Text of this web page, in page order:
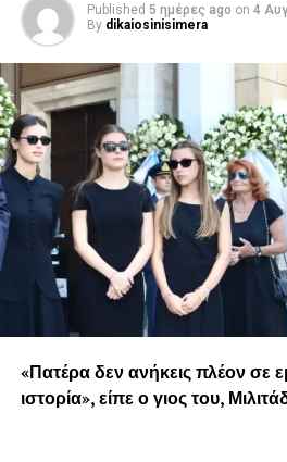
Published 5 ημέρες ago on 4
By dikaiosinisimera
«Πατέρα δεν ανήκεις πλέον σε
ιστορία», είπε ο γιος του,